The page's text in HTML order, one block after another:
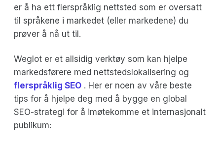
er å ha ett flerspråklig nettsted som er oversatt
til språkene i markedet (eller markedene) du
prøver å nå ut til.
Weglot er et allsidig verktøy som kan hjelpe
markedsførere med nettstedslokalisering og
flerspråklig SEO . Her er noen av våre beste
tips for å hjelpe deg med å bygge en global
SEO-strategi for å imøtekomme et internasjonalt
publikum: